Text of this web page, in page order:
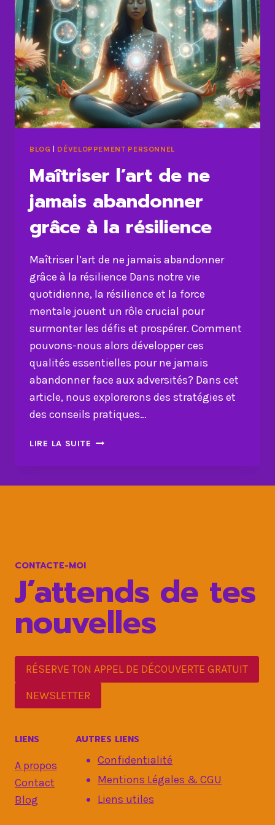
BLOG | DÉVELOPPEMENT PERSONNEL
Maîtriser l’art de ne
jamais abandonner
grâce à la résilience
Maîtriser l’art de ne jamais abandonner
grâce à la résilience Dans notre vie
quotidienne, la résilience et la force
mentale jouent un rôle crucial pour
surmonter les défis et prospérer. Comment
pouvons-nous alors développer ces
qualités essentielles pour ne jamais
abandonner face aux adversités? Dans cet
article, nous explorerons des stratégies et
des conseils pratiques…
LIRE LA SUITE MAÎTRISER
CONTACTE-MOI
J’attends de tes
nouvelles
RÉSERVE TON APPEL DE DÉCOUVERTE GRATUIT
NEWSLETTER
LIENS
A propos
Contact
Blog
AUTRES LIENS
Confidentialité
Mentions Légales & CGU
Liens utiles